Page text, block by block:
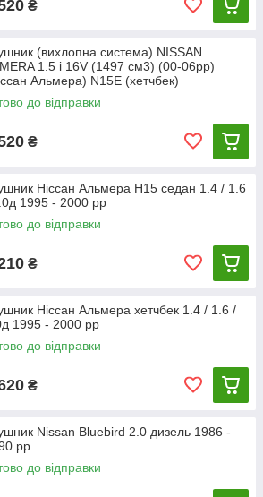
₴
(вихлопна система) NISSAN
1.5 i 16V (1497 см3) (00-06рр)
Альмера) N15E (хетчбек)
до відправки
₴
Ніссан Альмера Н15 седан 1.4 / 1.6
1995 - 2000 рр
до відправки
₴
Ніссан Альмера хетчбек 1.4 / 1.6 /
1995 - 2000 рр
до відправки
₴
Nissan Bluebird 2.0 дизель 1986 -
рр.
до відправки